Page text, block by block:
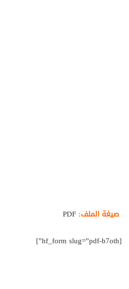
صيغة الملف:
[hf_form slug=”pdf-b7oth”]